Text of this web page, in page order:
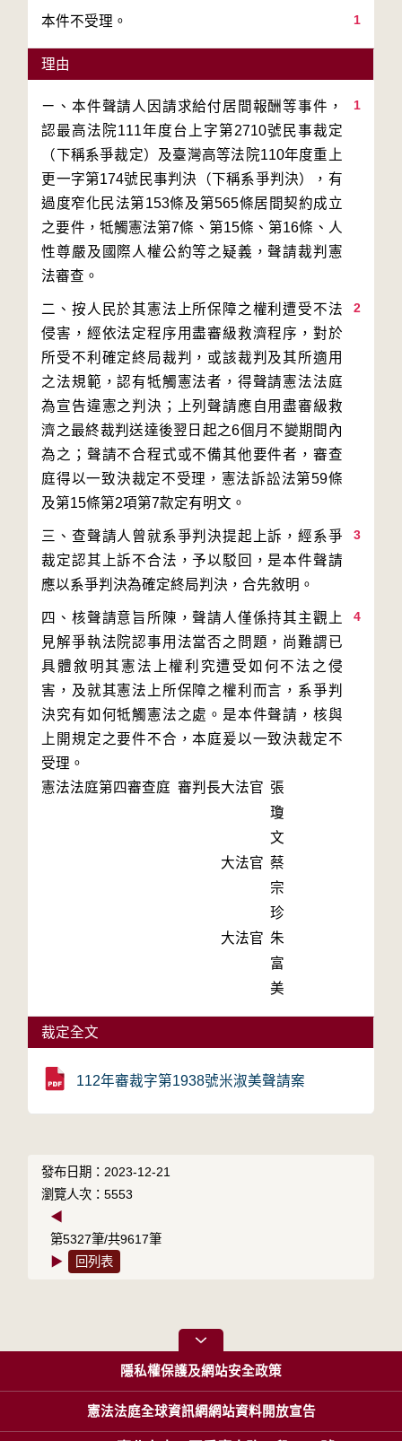
1
本件不受理。
理由
1
ㄧ、本件聲請人因請求給付居間報酬等事件，
認最高法院111年度台上字第2710號民事裁定
（下稱系爭裁定）及臺灣高等法院110年度重上
更一字第174號民事判決（下稱系爭判決），有
過度窄化民法第153條及第565條居間契約成立
之要件，牴觸憲法第7條、第15條、第16條、人
性尊嚴及國際人權公約等之疑義，聲請裁判憲
2
二、按人民於其憲法上所保障之權利遭受不法
侵害，經依法定程序用盡審級救濟程序，對於
所受不利確定終局裁判，或該裁判及其所適用
之法規範，認有牴觸憲法者，得聲請憲法法庭
為宣告違憲之判決；上列聲請應自用盡審級救
濟之最終裁判送達後翌日起之6個月不變期間內
為之；聲請不合程式或不備其他要件者，審查
庭得以一致決裁定不受理，憲法訴訟法第59條
3
三、查聲請人曾就系爭判決提起上訴，經系爭
裁定認其上訴不合法，予以駁回，是本件聲請
4
四、核聲請意旨所陳，聲請人僅係持其主觀上
見解爭執法院認事用法當否之問題，尚難謂已
具體敘明其憲法上權利究遭受如何不法之侵
害，及就其憲法上所保障之權利而言，系爭判
決究有如何牴觸憲法之處。是本件聲請，核與
上開規定之要件不合，本庭爰以一致決裁定不
受理。
憲法法庭第四審查庭 審判長大法官 張
瓊
文
大法官 蔡
宗
珍
大法官 朱
富
美
裁定全文
112年審裁字第1938號米淑美聲請案
發布日期：2023-12-21
瀏覽人次：5553
◀
第5327筆/共9617筆
▶
回列表
隱私權保護及網站安全政策
憲法法庭全球資訊網網站資料開放宣告